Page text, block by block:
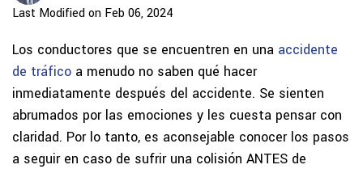
Last Modified on Feb 06, 2024
Los conductores que se encuentren en una accidente
de tráfico a menudo no saben qué hacer
inmediatamente después del accidente. Se sienten
abrumados por las emociones y les cuesta pensar con
claridad. Por lo tanto, es aconsejable conocer los pasos
a seguir en caso de sufrir una colisión ANTES de